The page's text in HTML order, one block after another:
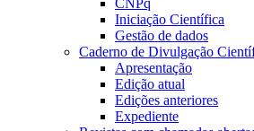
CNPq
Iniciação Científica
Gestão de dados
Caderno de Divulgação
Apresentação
Edição atual
Edições anteriores
Expediente